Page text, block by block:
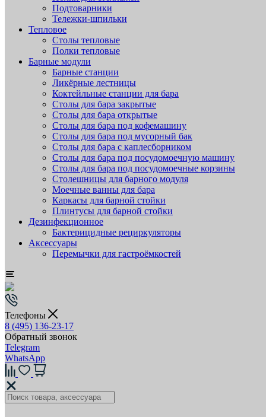
Подтоварники
Тележки-шпильки
Тепловое
Столы тепловые
Полки тепловые
Барные модули
Барные станции
Ликёрные лестницы
Коктейльные станции для бара
Столы для бара закрытые
Столы для бара открытые
Столы для бара под кофемашину
Столы для бара под мусорный бак
Столы для бара с каплесборником
Столы для бара под посудомоечную машину
Столы для бара под посудомоечные корзины
Столешницы для барного модуля
Моечные ванны для бара
Каркасы для барной стойки
Плинтусы для барной стойки
Дезинфекционное
Бактерицидные рециркуляторы
Аксессуары
Перемычки для гастроёмкостей
Телефоны
8 (495) 136-23-17
Обратный звонок
Telegram
WhatsApp